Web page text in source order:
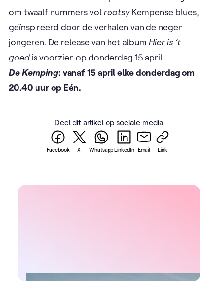
om twaalf nummers volrootsyKempense blues,
geïnspireerd door de verhalen van de negen
jongeren. De release van het album Hier is ’t
goed is voorzien op donderdag 15 april.
De Kemping: vanaf 15 april elke donderdag om
20.40 uur op Eén.
Deel dit artikel op sociale media
Facebook X WhatsappLinkedIn Email Link